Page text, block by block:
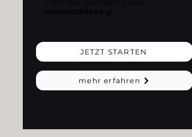
✓ 10€ Startguthaben (Code
vvinvest399960-g
JETZT STARTEN
mehr erfahren